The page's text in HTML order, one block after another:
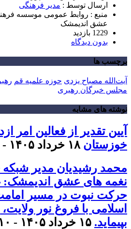
ارسال توسط : مدیر فرهنگی
منبع : روابط عمومی موسسه
عشق اندیمشک
1229 بازدید
بدون دیدگاه
برچسب ها
آیت‌الله مصباح یزدی حوزه علمیه قم
مجلس خبرگان رهبری
نوشته های مشابه
آیین تقدیر از فعالین امر
خوزستان ۱۸ خرداد ۱۴۰۵ - ۱۹:۱۹
محمد رشیدیان مدیر
نغمه های عشق اندیمشک:
حرکت نبوت در مسیر
اسلامی با فروغ نور ولایت،
بپیماید. ۱۵ خرداد ۱۴۰۵ - ۱۱:۱۰